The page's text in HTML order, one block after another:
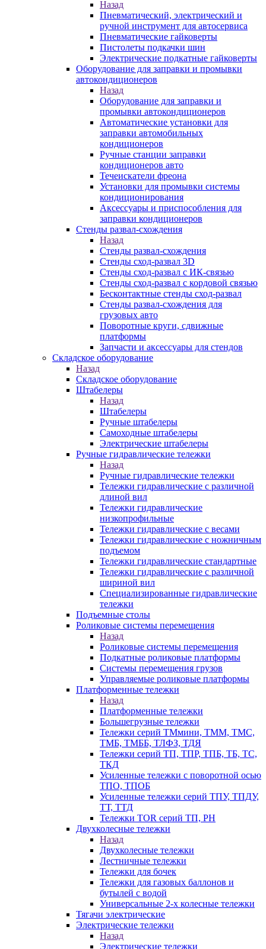
Назад
Пневматический, электрический и
ручной инструмент для автосервиса
Пневматические гайковерты
Пистолеты подкачки шин
Электрические подкатные гайковерты
Оборудование для заправки и промывки
автокондиционеров
Назад
Оборудование для заправки и
промывки автокондиционеров
Автоматические установки для
заправки автомобильных
кондиционеров
Ручные станции заправки
кондиционеров авто
Течеискатели фреона
Установки для промывки системы
кондиционирования
Аксессуары и приспособления для
заправки кондиционеров
Стенды развал-схождения
Назад
Стенды развал-схождения
Стенды сход-развал 3D
Стенды сход-развал с ИК-связью
Стенды сход-развал с кордовой связью
Бесконтактные стенды сход-развал
Стенды развал-схождения для
грузовых авто
Поворотные круги, сдвижные
платформы
Запчасти и аксессуары для стендов
Складское оборудование
Назад
Складское оборудование
Штабелеры
Назад
Штабелеры
Ручные штабелеры
Самоходные штабелеры
Электрические штабелеры
Ручные гидравлические тележки
Назад
Ручные гидравлические тележки
Тележки гидравлические с различной
длиной вил
Тележки гидравлические
низкопрофильные
Тележки гидравлические с весами
Тележки гидравлические с ножничным
подъемом
Тележки гидравлические стандартные
Тележки гидравлические с различной
шириной вил
Специализированные гидравлические
тележки
Подъемные столы
Роликовые системы перемещения
Назад
Роликовые системы перемещения
Подкатные роликовые платформы
Системы перемещения грузов
Управляемые роликовые платформы
Платформенные тележки
Назад
Платформенные тележки
Большегрузные тележки
Тележки серий ТМмини, ТММ, ТМС,
ТМБ, ТМББ, ТЛФЗ, ТДЯ
Тележки серий ТП, ТПР, ТПБ, ТБ, ТС,
ТКД
Усиленные тележки с поворотной осью
ТПО, ТПОБ
Усиленные тележки серий ТПУ, ТПДУ,
ТТ, ТТД
Тележки TOR серий ТП, PH
Двухколесные тележки
Назад
Двухколесные тележки
Лестничные тележки
Тележки для бочек
Тележки для газовых баллонов и
бутылей с водой
Универсальные 2-х колесные тележки
Тягачи электрические
Электрические тележки
Назад
Электрические тележки